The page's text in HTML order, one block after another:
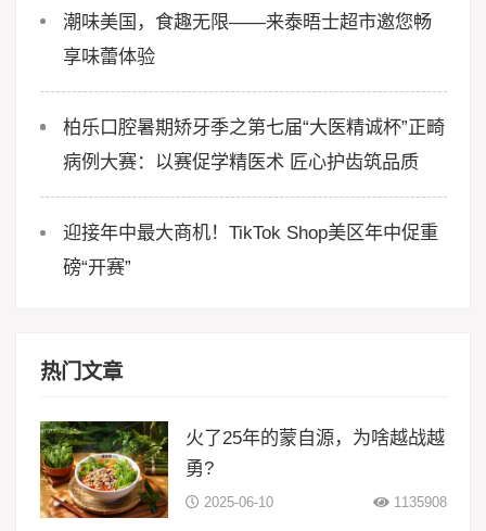
潮味美国，食趣无限——来泰晤士超市邀您畅
享味蕾体验
柏乐口腔暑期矫牙季之第七届“大医精诚杯”正畸
病例大赛：以赛促学精医术 匠心护齿筑品质
迎接年中最大商机！TikTok Shop美区年中促重
磅“开赛”
热门文章
火了25年的蒙自源，为啥越战越
勇?
2025-06-10 1135908